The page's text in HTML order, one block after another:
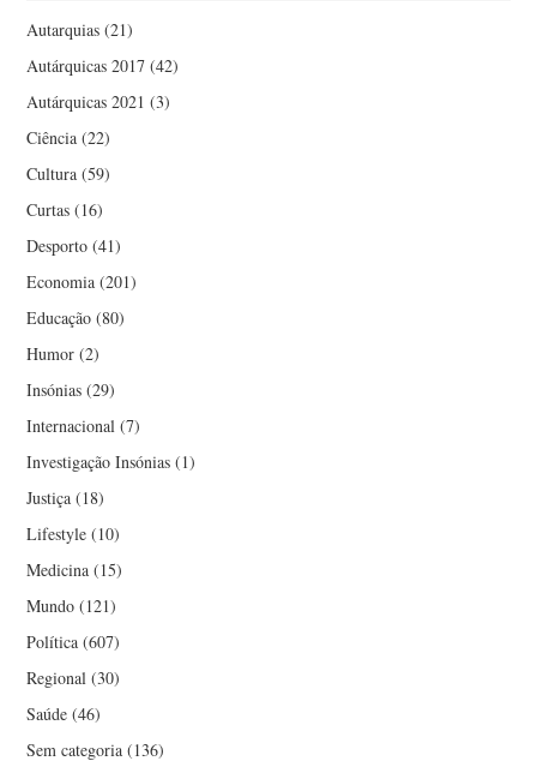
Autarquias (21)
Autárquicas 2017 (42)
Autárquicas 2021 (3)
Ciência (22)
Cultura (59)
Curtas (16)
Desporto (41)
Economia (201)
Educação (80)
Humor (2)
Insónias (29)
Internacional (7)
Investigação Insónias (1)
Justiça (18)
Lifestyle (10)
Medicina (15)
Mundo (121)
Política (607)
Regional (30)
Saúde (46)
Sem categoria (136)